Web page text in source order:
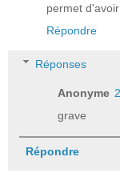
permet
Répondre
Réponses
Anonyme
grave
Répondre